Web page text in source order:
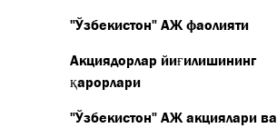
"Ўзбекистон" АЖ фаолияти
Акциядорлар йиғилишининг
қарорлари
"Ўзбекистон" АЖ акциялари ва